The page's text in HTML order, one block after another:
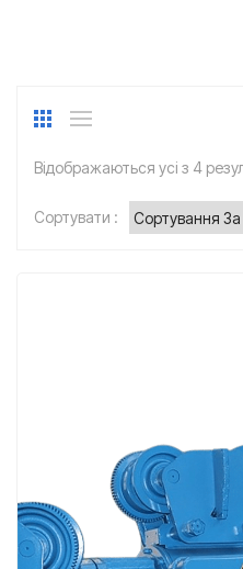
Відображаються усі з 4
Сортувати :